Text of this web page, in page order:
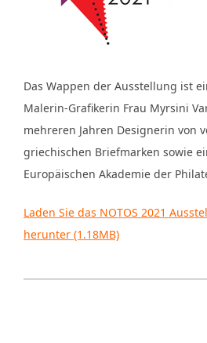
Das Wappen der Ausstellung ist
Malerin-Grafikerin Frau Myrsini
mehreren Jahren Designerin von
griechischen Briefmarken sowie
Europäischen Akademie der
Laden Sie das NOTOS 2021
herunter (1.18MB)